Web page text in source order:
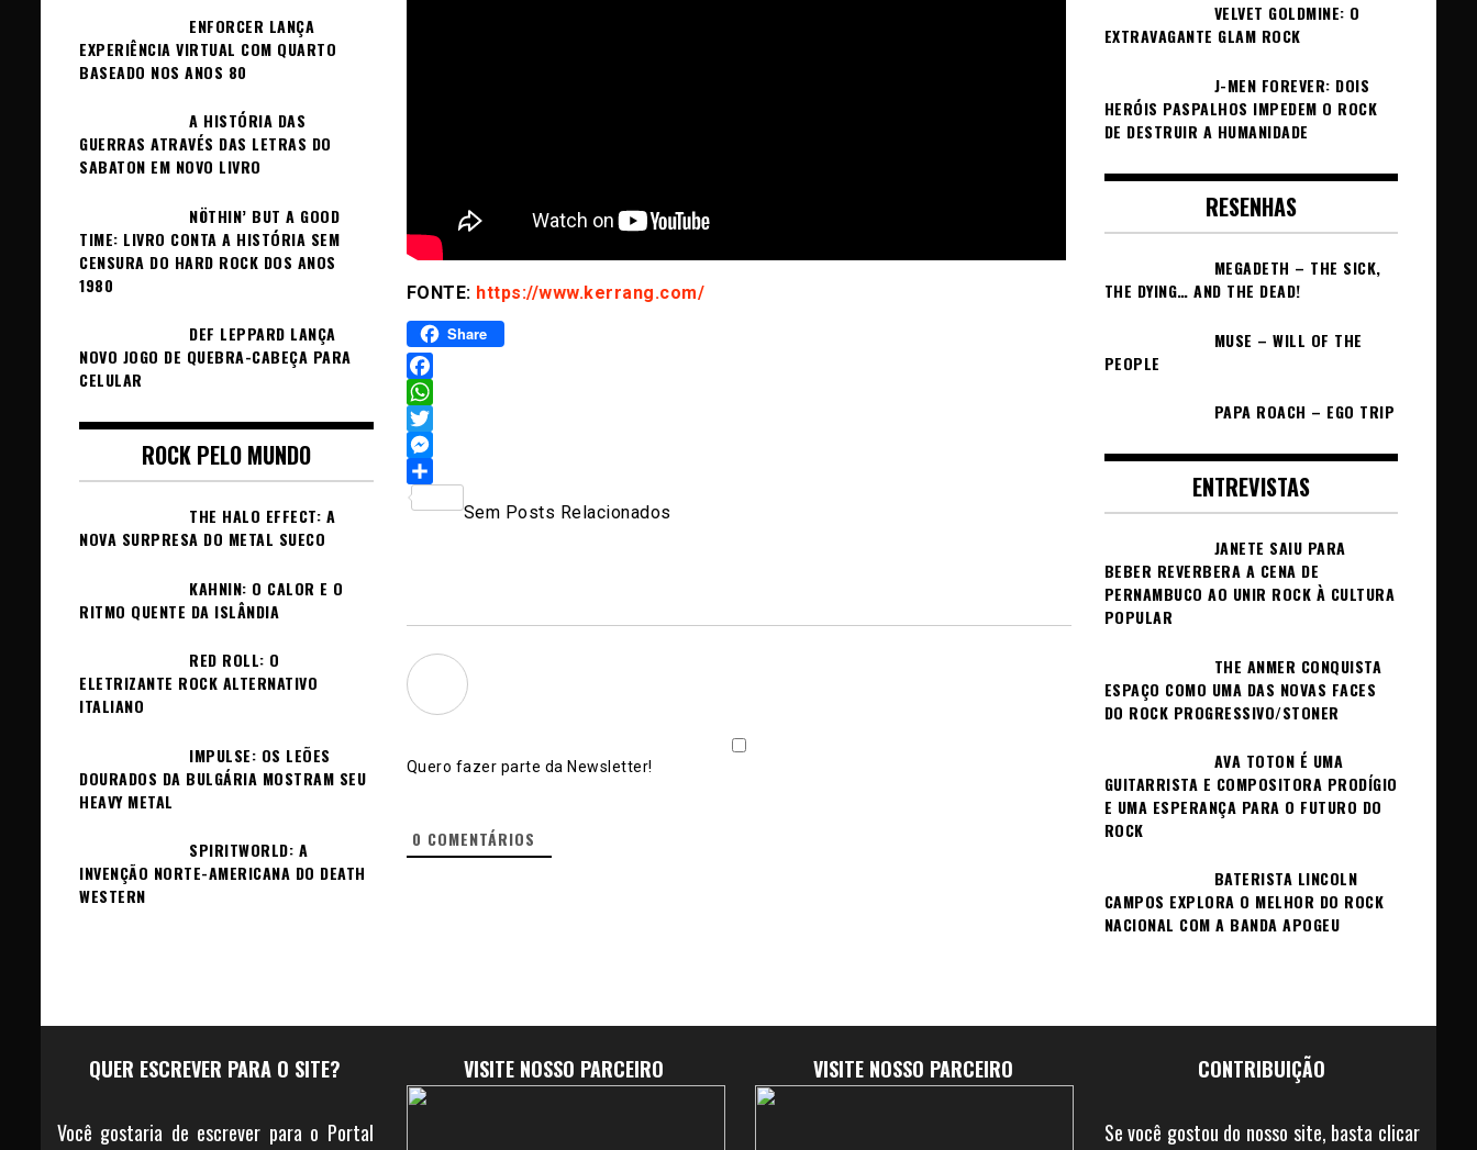
FONTE: https://www.kerrang.com/
Share
Facebook
WhatsApp
Twitter
Messenger
Sem Posts Relacionados
Quero fazer parte da Newsletter!
0 COMENTÁRIOS
ENFORCER LANÇA
EXPERIÊNCIA VIRTUAL COM QUARTO
BASEADO NOS ANOS 80
A HISTÓRIA DAS
GUERRAS ATRAVÉS DAS LETRAS DO
SABATON EM NOVO LIVRO
NÖTHIN’ BUT A GOOD
TIME: LIVRO CONTA A HISTÓRIA SEM
CENSURA DO HARD ROCK DOS ANOS
1980
DEF LEPPARD LANÇA
NOVO JOGO DE QUEBRA-CABEÇA PARA
CELULAR
ROCK PELO MUNDO
THE HALO EFFECT: A
NOVA SURPRESA DO METAL SUECO
KAHNIN: O CALOR E O
RITMO QUENTE DA ISLÂNDIA
RED ROLL: O
ELETRIZANTE ROCK ALTERNATIVO
ITALIANO
IMPULSE: OS LEÕES
DOURADOS DA BULGÁRIA MOSTRAM SEU
HEAVY METAL
SPIRITWORLD: A
INVENÇÃO NORTE-AMERICANA DO DEATH
WESTERN
VELVET GOLDMINE: O
EXTRAVAGANTE GLAM ROCK
J-MEN FOREVER: DOIS
HERÓIS PASPALHOS IMPEDEM O ROCK
DE DESTRUIR A HUMANIDADE
RESENHAS
MEGADETH – THE SICK,
THE DYING… AND THE DEAD!
MUSE – WILL OF THE
PEOPLE
PAPA ROACH – EGO TRIP
ENTREVISTAS
JANETE SAIU PARA
BEBER REVERBERA A CENA DE
PERNAMBUCO AO UNIR ROCK À CULTURA
POPULAR
THE ANMER CONQUISTA
ESPAÇO COMO UMA DAS NOVAS FACES
DO ROCK PROGRESSIVO/STONER
AVA TOTON É UMA
GUITARRISTA E COMPOSITORA PRODÍGIO
E UMA ESPERANÇA PARA O FUTURO DO
ROCK
BATERISTA LINCOLN
CAMPOS EXPLORA O MELHOR DO ROCK
NACIONAL COM A BANDA APOGEU
QUER ESCREVER PARA O SITE?
Você gostaria de escrever para o Portal
VISITE NOSSO PARCEIRO VISITE NOSSO PARCEIRO CONTRIBUIÇÃO
Se você gostou do nosso site, basta clicar